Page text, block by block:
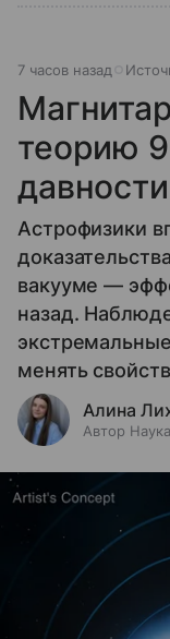
7 часов назад
теорию
давности
Астрофизики
вакууме —
назад.
менять
Алина
Автор